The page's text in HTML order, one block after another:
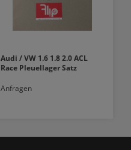
Audi / VW 1.6 1.8 2.0 ACL
Race Pleuellager Satz
Anfragen